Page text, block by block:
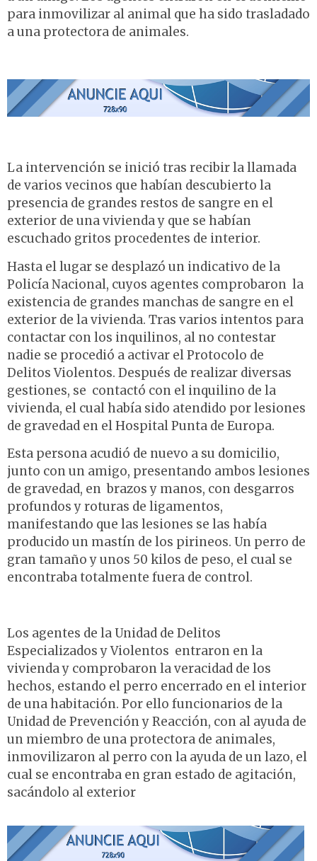
para inmovilizar al animal que ha sido trasladado
a una protectora de animales.
La intervención se inició tras recibir la llamada
de varios vecinos que habían descubierto la
presencia de grandes restos de sangre en el
exterior de una vivienda y que se habían
escuchado gritos procedentes de interior.
Hasta el lugar se desplazó un indicativo de la
Policía Nacional, cuyos agentes comprobaron la
existencia de grandes manchas de sangre en el
exterior de la vivienda. Tras varios intentos para
contactar con los inquilinos, al no contestar
nadie se procedió a activar el Protocolo de
Delitos Violentos. Después de realizar diversas
gestiones, se contactó con el inquilino de la
vivienda, el cual había sido atendido por lesiones
de gravedad en el Hospital Punta de Europa.
Esta persona acudió de nuevo a su domicilio,
junto con un amigo, presentando ambos lesiones
de gravedad, en brazos y manos, con desgarros
profundos y roturas de ligamentos,
manifestando que las lesiones se las había
producido un mastín de los pirineos. Un perro de
gran tamaño y unos 50 kilos de peso, el cual se
encontraba totalmente fuera de control.
Los agentes de la Unidad de Delitos
Especializados y Violentos entraron en la
vivienda y comprobaron la veracidad de los
hechos, estando el perro encerrado en el interior
de una habitación. Por ello funcionarios de la
Unidad de Prevención y Reacción, con al ayuda de
un miembro de una protectora de animales,
inmovilizaron al perro con la ayuda de un lazo, el
cual se encontraba en gran estado de agitación,
sacándolo al exterior